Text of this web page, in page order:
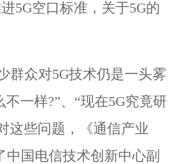
5G空口标准，关于5G的
群众对5G技术仍是一头雾
不一样?”、“现在5G究竟研
这些问题，《通信产业
中国电信技术创新中心副